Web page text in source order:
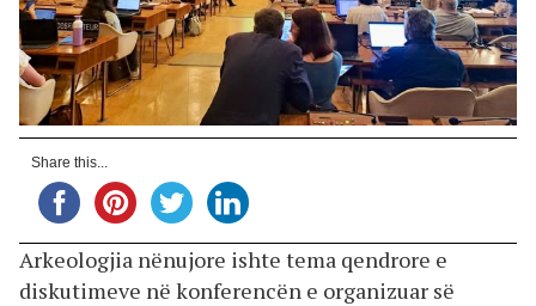
Share this...
Arkeologjia nënujore ishte tema qendrore e
diskutimeve në konferencën e organizuar së